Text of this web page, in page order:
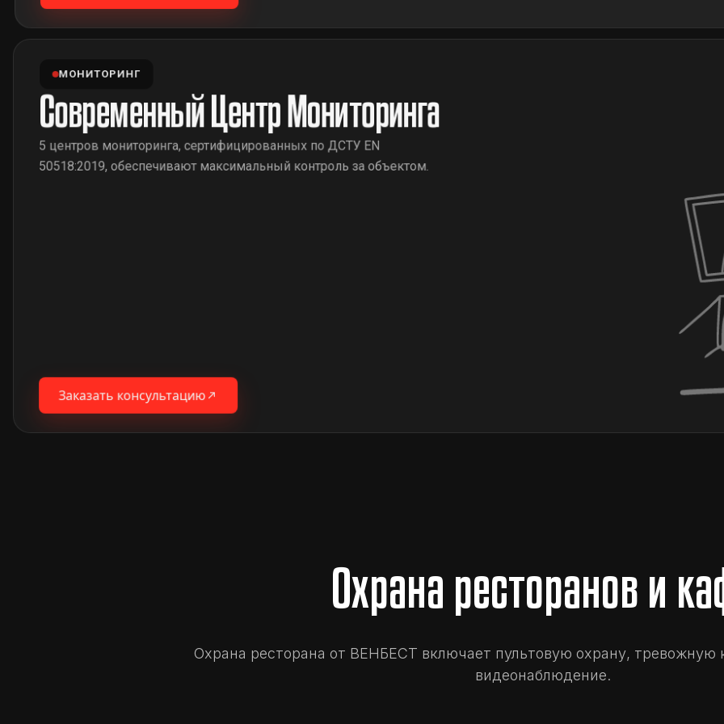
МОНИТОРИНГ
Современный Центр Мониторинга
5 центров мониторинга, сертифицированных по ДСТУ EN
50518:2019, обеспечивают максимальный контроль за объектом.
Заказать консультацию
Охрана ресторанов и
Охрана ресторана от ВЕНБЕСТ включает пультовую охрану, тревожную
видеонаблюдение.